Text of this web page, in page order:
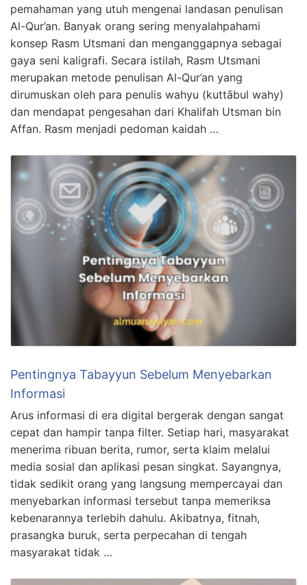
pemahaman yang utuh mengenai landasan penulisan
Al-Qur’an. Banyak orang sering menyalahpahami
konsep Rasm Utsmani dan menganggapnya sebagai
gaya seni kaligrafi. Secara istilah, Rasm Utsmani
merupakan metode penulisan Al-Qur’an yang
dirumuskan oleh para penulis wahyu (kuttābul wahy)
dan mendapat pengesahan dari Khalifah Utsman bin
Affan. Rasm menjadi pedoman kaidah …
Pentingnya Tabayyun Sebelum Menyebarkan
Informasi
Arus informasi di era digital bergerak dengan sangat
cepat dan hampir tanpa filter. Setiap hari, masyarakat
menerima ribuan berita, rumor, serta klaim melalui
media sosial dan aplikasi pesan singkat. Sayangnya,
tidak sedikit orang yang langsung mempercayai dan
menyebarkan informasi tersebut tanpa memeriksa
kebenarannya terlebih dahulu. Akibatnya, fitnah,
prasangka buruk, serta perpecahan di tengah
masyarakat tidak …